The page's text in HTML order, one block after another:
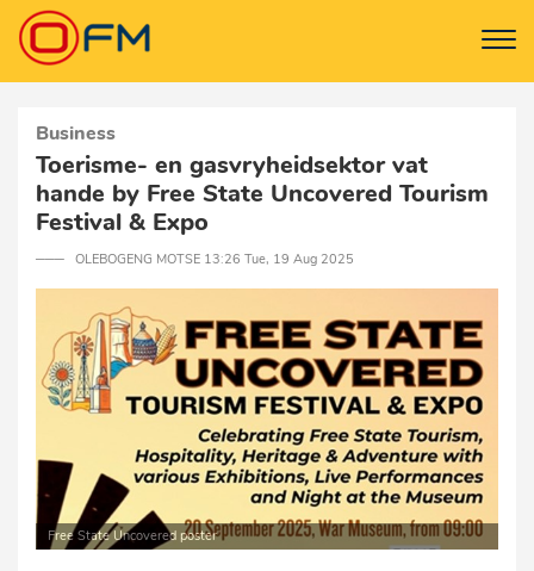
Business
Toerisme- en gasvryheidsektor vat
hande by Free State Uncovered Tourism
Festival & Expo
─── OLEBOGENG MOTSE 13:26 Tue, 19 Aug 2025
Free State Uncovered poster